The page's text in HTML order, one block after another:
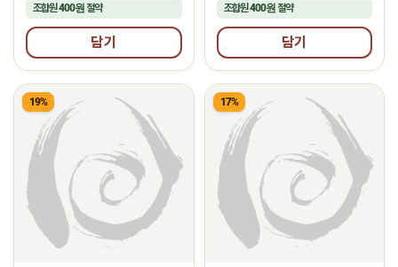
조합원400원 절약
담기
조합원400원절약
담기
19% 17%